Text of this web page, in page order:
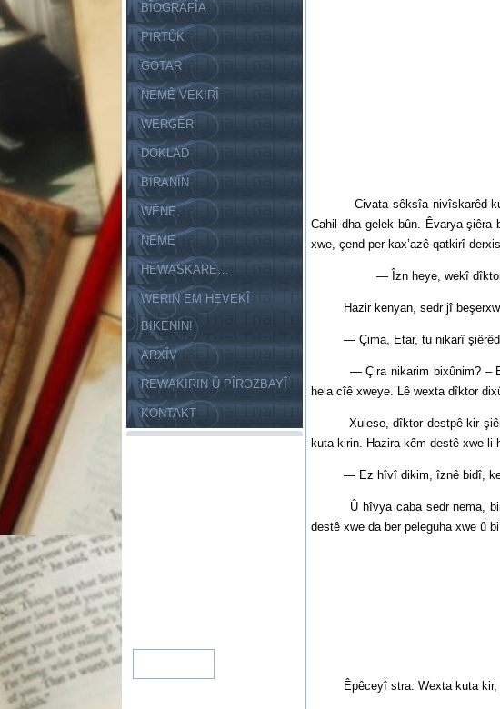
BÎOGRAFÎA
PIRTÛK
GOTAR
NEMÊ VEKIRÎ
WERGÊR
DOKLAD
BÎRANÎN
WÊNE
NEME
HEWASKARE…
WERIN EM HEVEKÎ
BIKENIN!
ARXÎV
REWAKIRIN Û PÎROZBAYÎ
KONTAKT
Civata sêksîa nivîskarêd
Cahil dha gelek bûn. Êvarya
xwe, çend per kax’azê qatkirî
— Îzn heye, wekî dîktorê
Hazir kenyan, sedr jî
— Çima, Etar, tu nikarî şiêrêd
— Çira nikarim bixûnim? – Etar
hela cîê xweye. Lê wexta dîktor
Xulese, dîktor destpê kir şiêr
kuta kirin. Hazira kêm destê xwe
— Ez hîvî dikim, îznê bidî, kela
Û hîvya caba sedr nema, bin
destê xwe da ber peleguha xwe û
Êpêceyî stra. Wexta kuta kir,